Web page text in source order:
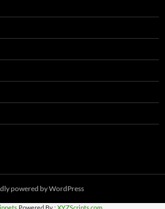
powered by WordPress